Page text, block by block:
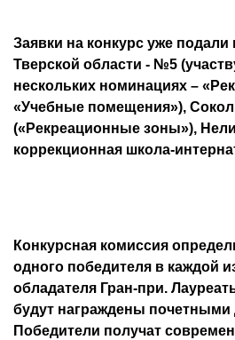
Заявки на конкурс уже подали
Тверской области - №5
нескольких номинациях –
«Учебные помещения»),
(«Рекреационные зоны»),
коррекционная школа-
Конкурсная комиссия
одного победителя в каждой
обладателя Гран-при.
будут награждены
Победители получат